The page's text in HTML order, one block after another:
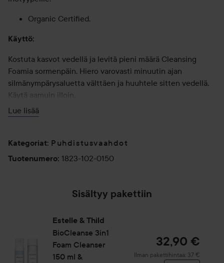
Organic Certified.
Käyttö:
Kostuta kasvot vedellä ja levitä pieni määrä Cleansing
Foamia sormenpäin. Hiero varovasti minuutin ajan
silmänympärysaluetta välttäen ja huuhtele sitten vedellä.
Käytä aamuin illoin.
Parhaaseen lopputulokseen viimeistele Multi-Action Facial
150 ml
Lue lisää
Kategoriat: Puhdistusvaahdot
Tuotenumero: 1823-102-0150
Sisältyy pakettiin
Estelle & Thild
BioCleanse 3in1
Foam Cleanser
150 ml &
32,90 €
Ilman pakettihintaa: 37 €